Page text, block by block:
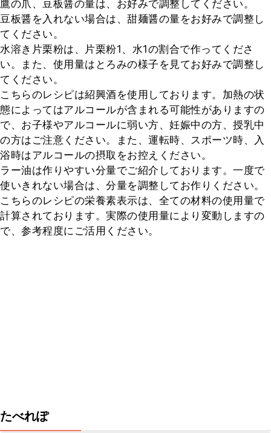
鷹の爪、豆板醤の量は、お好みで調整してください。
豆板醤を入れない場合は、甜麺醤の量をお好みで調整し
てください。
水溶き片栗粉は、片栗粉1、水1の割合で作ってくださ
い。また、使用量はとろみの様子を見てお好みで調整し
てください。
こちらのレシピは紹興酒を使用しております。加熱の状
態によってはアルコールが含まれる可能性がありますの
で、お子様やアルコールに弱い方、妊娠中の方、授乳中
の方はご注意ください。また、運転時、スポーツ時、入
浴時はアルコールの摂取をお控えください。
ラー油は作りやすい分量でご紹介しております。一度で
使いきれない場合は、分量を調整してお作りください。
こちらのレシピの栄養素表示は、全ての材料の使用量で
計算されております。実際の使用量により変動しますの
で、参考程度にご活用ください。
たべれぽ